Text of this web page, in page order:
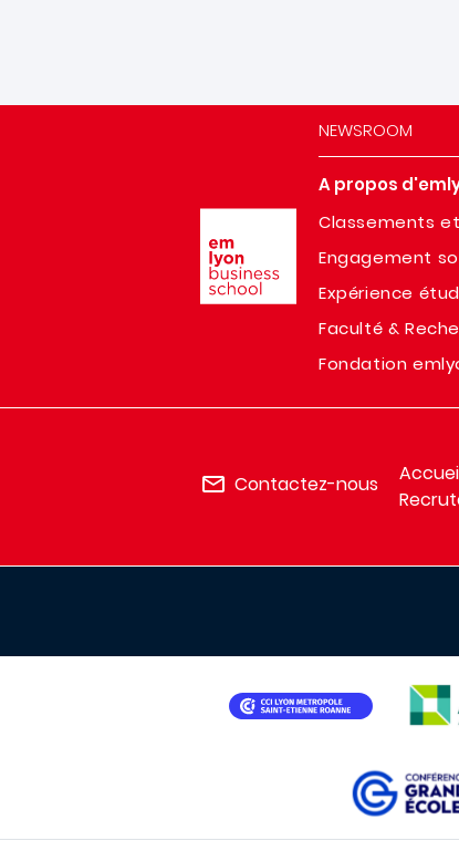
NEWSROOM
A propos
Classements
Engagement
Expérience
Faculté &
Fondation
Contactez-nous
IMAGE
IMAGE